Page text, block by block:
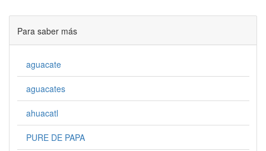
Para saber más
aguacate
aguacates
ahuacatl
PURE DE PAPA